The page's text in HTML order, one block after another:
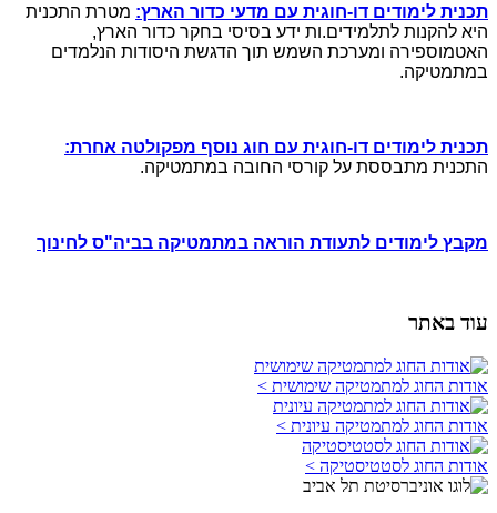
תכנית לימודים דו-חוגית עם מדעי כדור הארץ: מטרת התכנית
היא להקנות לתלמידים.ות ידע בסיסי בחקר כדור הארץ,
האטמוספירה ומערכת השמש תוך הדגשת היסודות הנלמדים
במתמטיקה.
תכנית לימודים דו-חוגית עם חוג נוסף מפקולטה אחרת:
התכנית מתבססת על קורסי החובה במתמטיקה.
מקבץ לימודים לתעודת הוראה במתמטיקה בביה"ס לחינוך
עוד באתר
אודות החוג למתמטיקה שימושית >
אודות החוג למתמטיקה עיונית >
אודות החוג לסטטיסטיקה >